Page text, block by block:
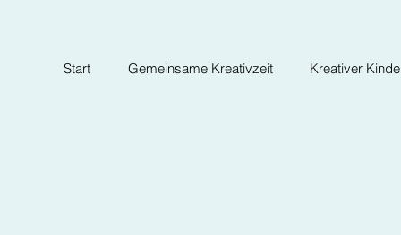
Start Gemeinsame Kreativzeit Kreativer